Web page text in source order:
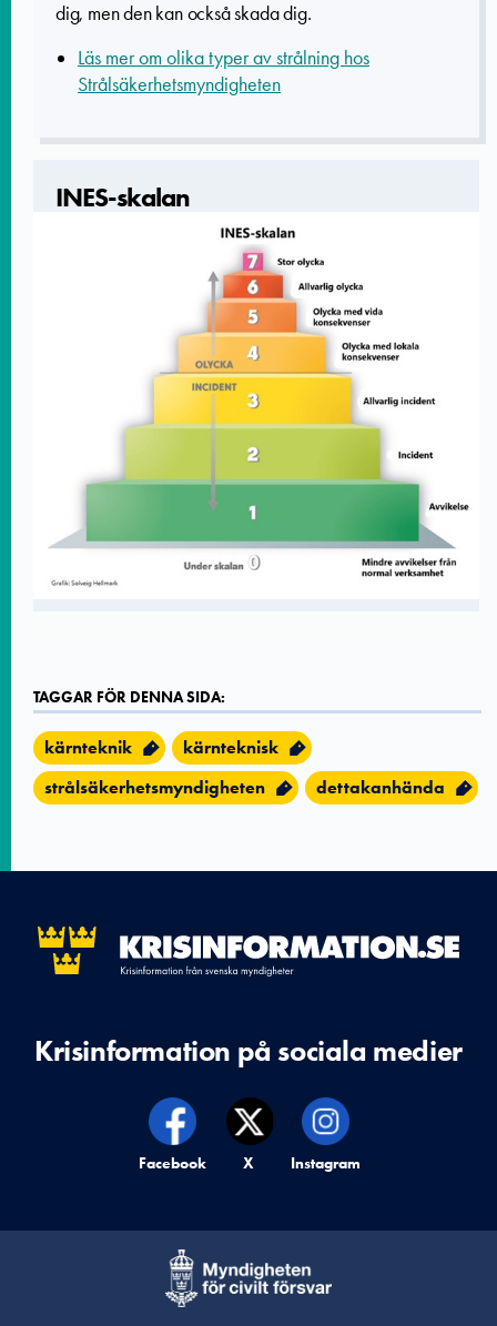
dig, men den kan också skada dig.
Läs mer om olika typer av strålning hos
Strålsäkerhetsmyndigheten
INES-skalan
TAGGAR FÖR DENNA SIDA:
kärnteknik
kärnteknisk
strålsäkerhetsmyndigheten
dettakanhända
Krisinformation på sociala medier
Krisinformation på,
Facebook Krisinformation på,
X Krisinformation på,
Instagram